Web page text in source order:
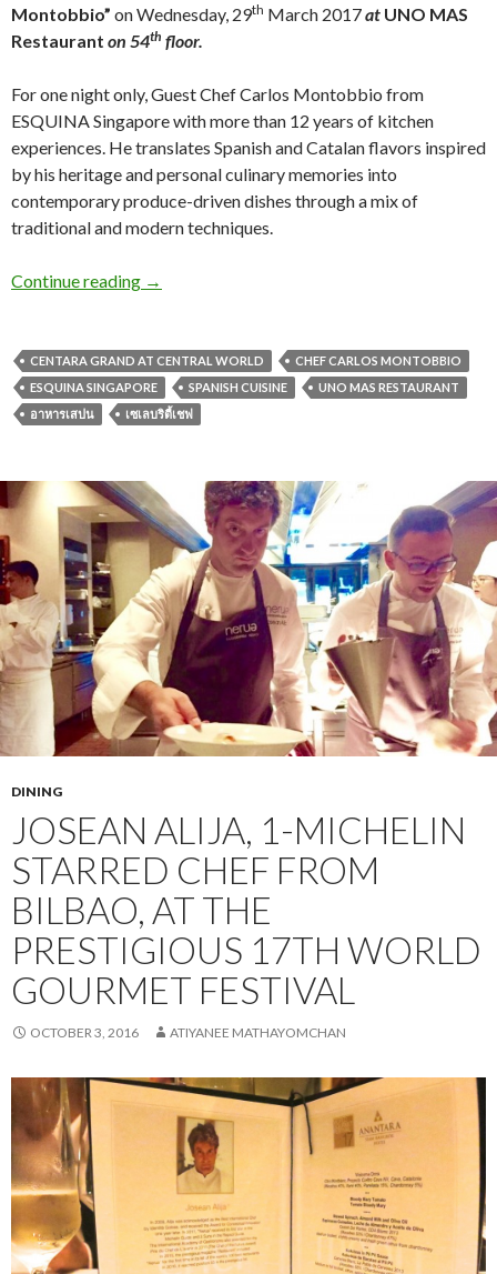
Montobbio” on Wednesday, 29th March 2017at UNO MAS
Restaurant on 54th floor.
For one night only, Guest Chef Carlos Montobbio from
ESQUINA Singapore with more than 12 years of kitchen
experiences. He translates Spanish and Catalan flavors inspired
by his heritage and personal culinary memories into
contemporary produce-driven dishes through a mix of
traditional and modern techniques.
Continue reading →
CENTARA GRAND AT CENTRAL WORLD
CHEF CARLOS MONTOBBIO
ESQUINA SINGAPORE
SPANISH CUISINE
UNO MAS RESTAURANT
อาหารเสปน
เซเลบริตี้เชฟ
DINING
JOSEAN ALIJA, 1-MICHELIN
STARRED CHEF FROM
BILBAO, AT THE
PRESTIGIOUS 17TH WORLD
GOURMET FESTIVAL
OCTOBER 3, 2016 ATIYANEE MATHAYOMCHAN